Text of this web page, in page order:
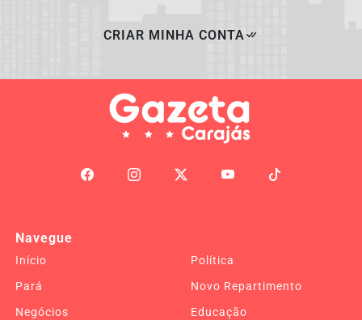
CRIAR MINHA CONTA
Navegue
Início
Política
Pará
Novo Repartimento
Negócios
Educação